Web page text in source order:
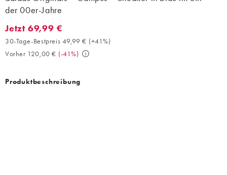
der 00er-Jahre
Jetzt 69,99 €. 30-Tage-Bestpreis 49,99 € (+41%). Vorher
Jetzt 69,99 €
30-Tage-Bestpreis 49,99 € (+41%)
Vorher 120,00 € (-41%)
Produktbeschreibung